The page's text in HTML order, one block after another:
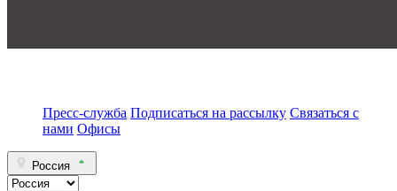
Пресс-служба Подписаться на рассылку Связаться с
нами Офисы
Россия